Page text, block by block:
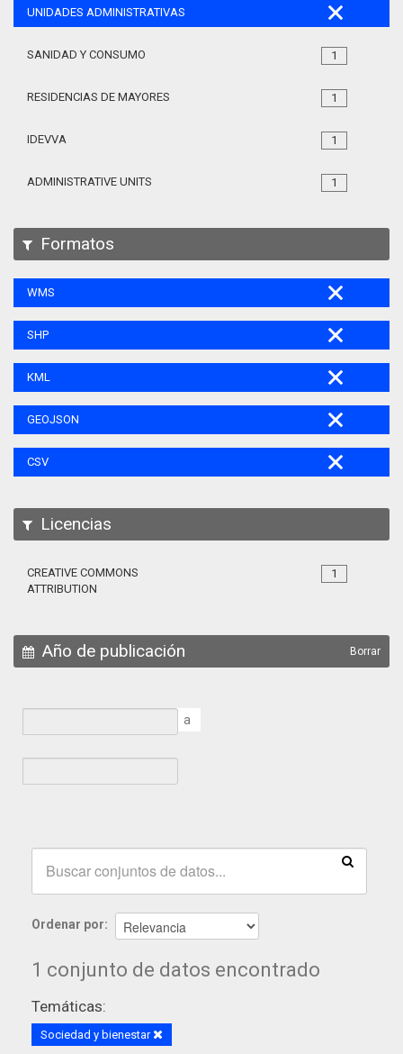
UNIDADES ADMINISTRATIVAS
1
SANIDAD Y CONSUMO
1
RESIDENCIAS DE MAYORES
1
IDEVVA
1
ADMINISTRATIVE UNITS
Formatos
WMS
SHP
KML
GEOJSON
CSV
Licencias
1
CREATIVE COMMONS
ATTRIBUTION
Año de publicación Borrar
a
Ordenar por
1 conjunto de datos encontrado
Temáticas:
Sociedad y bienestar